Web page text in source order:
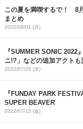
この夏を満喫するで！ 8
まとめ
2022/08/01 (月)
『SUMMER SONIC
ニ!?」などの追加アクトも
2022/07/20 (水)
『FUNDAY PARK
SUPER BEAVER
2022/07/15 (金)